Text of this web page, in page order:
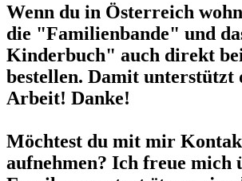
Wenn du in Österreich
die "Familienbande" und
Kinderbuch" auch direkt
bestellen. Damit unterstützt
Arbeit! Danke!
Möchtest du mit mir
aufnehmen? Ich freue mich